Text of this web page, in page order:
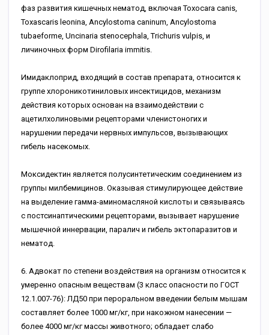
фаз развития кишечных нематод, включая Тохосаra canis,
Toxascaris leonina, Ancylostoma caninum, Ancylostoma
tubaeforme, Uncinaria stenocephala, Trichuris vulpis, и
личиночных форм Dirofilaria immitis.
Имидаклоприд, входящий в состав препарата, относится к
группе хлороникотиниловых инсектицидов, механизм
действия которых основан на взаимодействии с
ацетилхолиновыми рецепторами членистоногих и
нарушении передачи нервных импульсов, вызывающих
гибель насекомых.
Моксидектин является полусинтетическим соединением из
группы милбемицинов. Оказывая стимулирующее действие
на выделение гамма-аминомасляной кислоты и связываясь
с постсинаптическими рецепторами, вызывает нарушение
мышечной иннервации, паралич и гибель эктопаразитов и
нематод.
6. Адвокат по степени воздействия на организм относится к
умеренно опасным веществам (3 класс опасности по ГОСТ
12.1.007-76): ЛД50 при пероральном введении белым мышам
составляет более 1000 мг/кг, при накожном нанесении —
более 4000 мг/кг массы животного; обладает слабо